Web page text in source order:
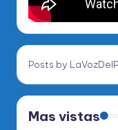
Posts by
Mas vistas